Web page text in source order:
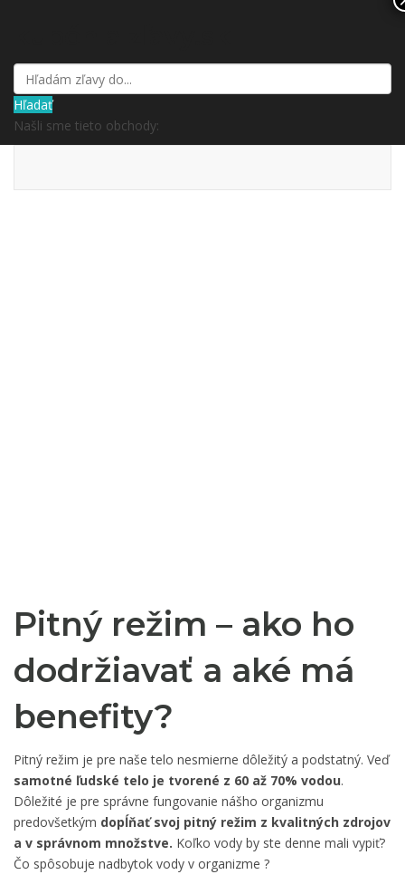
Hľadať
Našli sme tieto obchody:
Pitný režim – ako ho
dodržiavať a aké má
benefity?
Pitný režim je pre naše telo nesmierne dôležitý a podstatný. Veď
samotné ľudské telo je tvorené z 60 až 70% vodou.
Dôležité je pre správne fungovanie nášho organizmu
predovšetkým dopĺňať svoj pitný režim z kvalitných zdrojov
a v správnom množstve. Koľko vody by ste denne mali vypiť?
Čo spôsobuje nadbytok vody v organizme ?